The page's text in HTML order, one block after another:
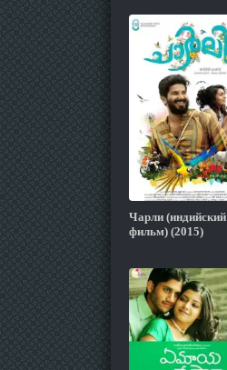
Чарли (индийский
фильм) (2015)